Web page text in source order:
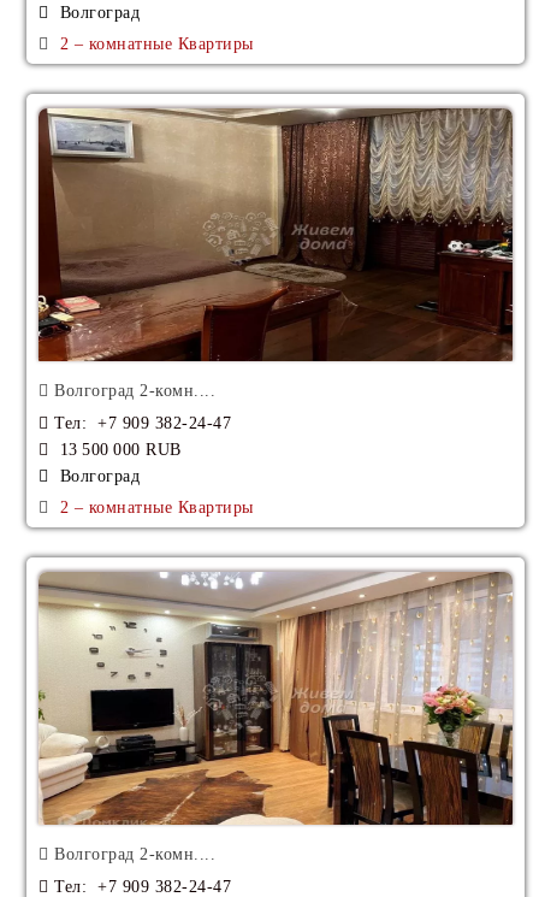
Волгоград
2 – комнатные Квартиры
Волгоград 2-комн....
Тел: +7 909 382-24-47
13 500 000 RUB
Волгоград
2 – комнатные Квартиры
Волгоград 2-комн....
Тел: +7 909 382-24-47